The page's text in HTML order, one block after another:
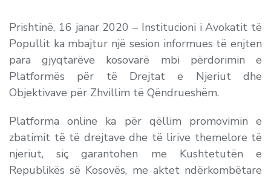
Prishtinë, 16 janar 2020 – Institucioni i Avokatit të
Popullit ka mbajtur një sesion informues të enjten
para gjyqtarëve kosovarë mbi përdorimin e
Platformës për të Drejtat e Njeriut dhe
Objektivave për Zhvillim të Qëndrueshëm.
Platforma online ka për qëllim promovimin e
zbatimit të të drejtave dhe të lirive themelore të
njeriut, siç garantohen me Kushtetutën e
Republikës së Kosovës, me aktet ndërkombëtare